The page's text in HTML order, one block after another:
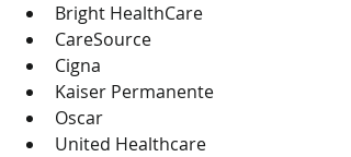
Bright HealthCare
CareSource
Cigna
Kaiser Permanente
Oscar
United Healthcare